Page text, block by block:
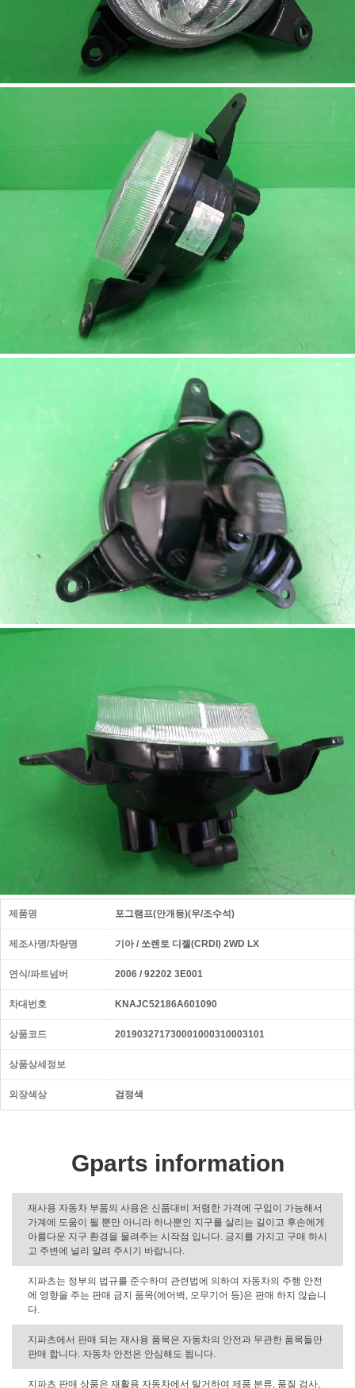
제품명 포그램프(안개등)(우/조수석)
제조사명/차량명 기아 / 쏘렌토 디젤(CRDI) 2WD LX
연식/파트넘버 2006 / 92202 3E001
차대번호 KNAJC52186A601090
상품코드 201903271730001000310003101
상품상세정보
외장색상 검정색
Gparts information
재사용 자동차 부품의 사용은 신품대비 저렴한 가격에 구입이 가능해서
가계에 도움이 될 뿐만 아니라 하나뿐인 지구를 살리는 길이고 후손에게
아름다운 지구 환경을 물려주는 시작점 입니다. 긍지를 가지고 구매 하시
고 주변에 널리 알려 주시기 바랍니다.
지파츠는 정부의 법규를 준수하며 관련법에 의하여 자동차의 주행 안전
에 영향을 주는 판매 금지 품목(에어백, 오무기어 등)은 판매 하지 않습니
다.
지파츠에서 판매 되는 재사용 품목은 자동차의 안전과 무관한 품목들만
판매 합니다. 자동차 안전은 안심해도 됩니다.
지파츠 판매 상품은 재활용 자동차에서 탈거하여 제품 분류, 품질 검사,